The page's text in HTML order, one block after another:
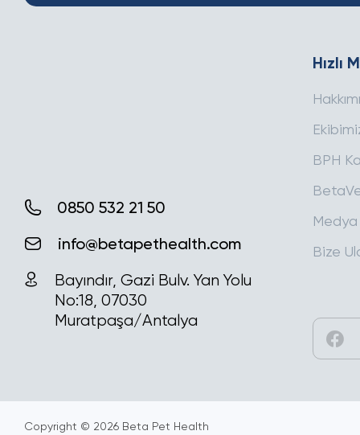
info@betapethealth.com
Hızlı
BPH
Medya
Bize